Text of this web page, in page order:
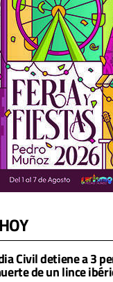
Civil detiene a 3
de un lince